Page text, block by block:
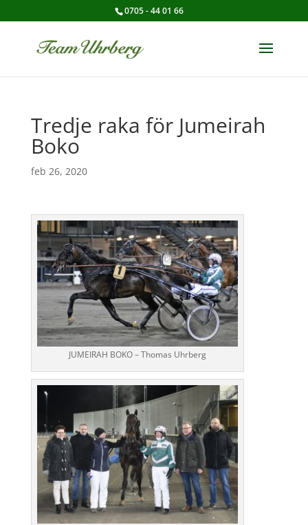
0705 - 44 01 66
Tredje raka för Jumeirah
Boko
feb 26, 2020
JUMEIRAH BOKO – Thomas Uhrberg